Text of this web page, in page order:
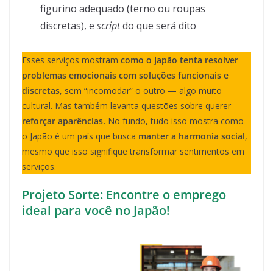
figurino adequado (terno ou roupas
discretas), e scriptdo que será dito
Esses serviços mostram como o Japão tenta resolver
problemas emocionais com soluções funcionais e
discretas, sem “incomodar” o outro — algo muito
cultural. Mas também levanta questões sobre querer
reforçar aparências. No fundo, tudo isso mostra como
o Japão é um país que busca manter a harmonia social,
mesmo que isso signifique transformar sentimentos em
serviços.
Projeto Sorte: Encontre o emprego
ideal para você no Japão!